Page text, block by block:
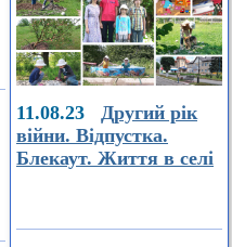
11.08.23 Другий рік
війни. Відпустка.
Блекаут. Життя в селі